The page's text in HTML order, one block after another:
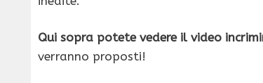
Qui sopra potete vedere il video
verranno proposti!